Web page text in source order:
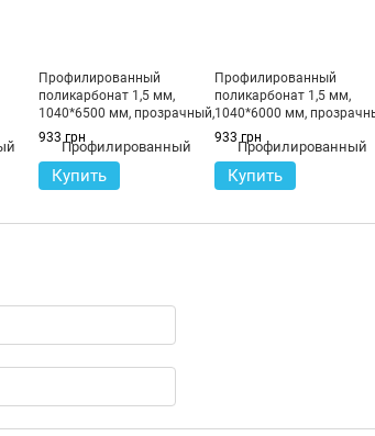
мм
Профилированный
поликарбонат 1,5 мм,
1040*6500 мм, прозрачный,
TOPLIGHT Isopan Isocop
250/40
933 грн
Купить
Профилированный
поликарбонат 1,5 мм,
1040*6000 мм,
TOPLIGHT Isopan Isocop
250/40
933 грн
Купить